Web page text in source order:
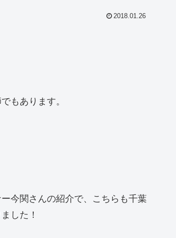
2018.01.26
もあります。
今関さんの紹介で、こちらも千葉
した！